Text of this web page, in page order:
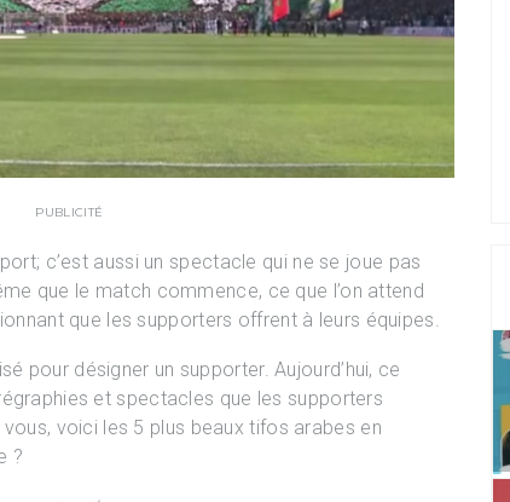
PUBLICITÉ
c’est aussi un spectacle qui ne se joue pas
que le match commence, ce que l’on attend
que les supporters offrent à leurs équipes.
pour désigner un supporter. Aujourd’hui, ce
et spectacles que les supporters
vous, voici les 5 plus beaux tifos arabes en
?